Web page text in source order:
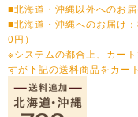
■北海道・沖縄以外へのお
■北海道・沖縄へのお届け
0円）
※システムの都合上、カー
すが下記の送料商品をカー